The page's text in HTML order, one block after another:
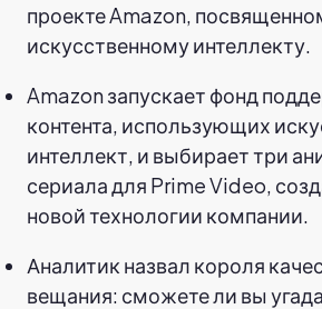
проекте Amazon,
искусственному интеллекту.
Amazon запускает фонд
контента, использующих
интеллект, и выбирает три
сериала для Prime Video,
новой технологии компании.
Аналитик назвал короля
вещания: сможете ли вы